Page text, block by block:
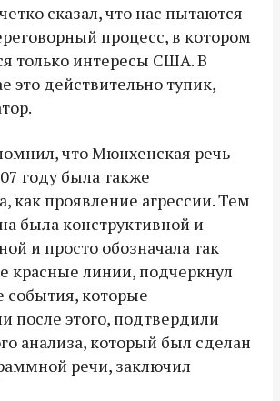
сказал, что нас пытаются
процесс, в котором
только интересы США. В
это действительно тупик,
что Мюнхенская речь
году была также
как проявление агрессии. Тем
была конструктивной и
и просто обозначала так
красные линии, подчеркнул
события, которые
после этого, подтвердили
анализа, который был сделан
речи, заключил